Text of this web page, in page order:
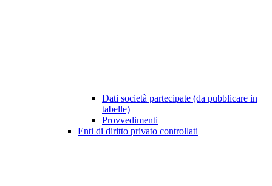
Dati società partecipate (da pubblicare in
tabelle)
Provvedimenti
Enti di diritto privato controllati